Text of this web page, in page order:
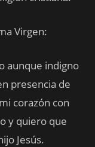
Virgen:
aunque indigno
presencia de
corazón con
y quiero que
Jesús.